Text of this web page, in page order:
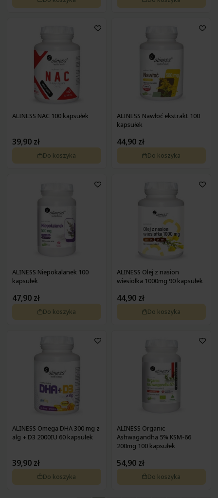
ALINESS NAC 100 kapsułek
39,90 zł
Do koszyka
ALINESS Nawłoć ekstrakt 100
kapsułek
44,90 zł
Do koszyka
ALINESS Niepokalanek 100
kapsułek
47,90 zł
Do koszyka
ALINESS Olej z nasion
wiesiołka 1000mg 90 kapsułek
44,90 zł
Do koszyka
ALINESS Omega DHA 300 mg z
alg + D3 2000IU 60 kapsułek
39,90 zł
Do koszyka
ALINESS Organic
Ashwagandha 5% KSM-66
200mg 100 kapsułek
54,90 zł
Do koszyka